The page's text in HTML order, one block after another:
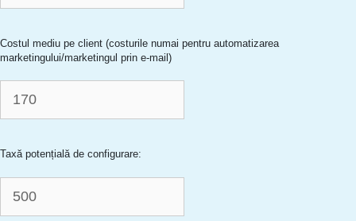
Costul mediu pe client (costurile numai pentru automatizarea
marketingului/marketingul prin e-mail)
Taxă potențială de configurare: